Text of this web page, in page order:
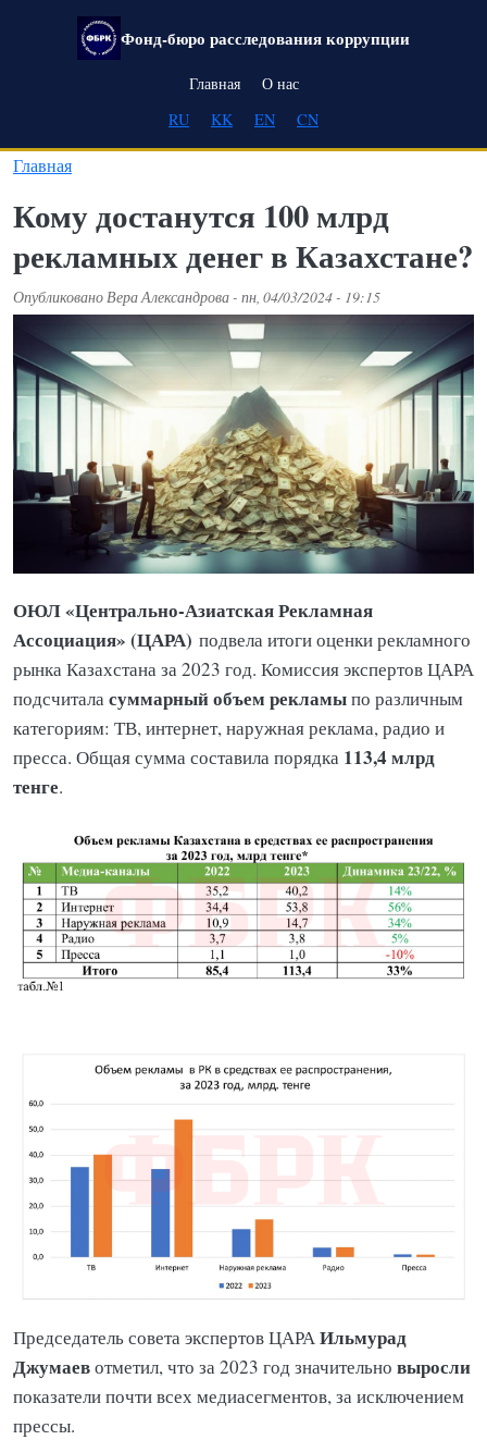
Перейти к основному содержанию
Фонд-бюро расследования коррупции
Main navigation
Главная
О нас
RU
KK EN CN
Главная
Кому достанутся 100 млрд
рекламных денег в Казахстане?
ОпубликованоВера Александрова- пн, 04/03/2024 - 19:15
ОЮЛ «Центрально-Азиатская Рекламная
Ассоциация» (ЦАРА) подвела итоги оценки рекламного
рынка Казахстана за 2023 год. Комиссия экспертов ЦАРА
подсчиталасуммарный объем рекламыпо различным
категориям: ТВ, интернет, наружная реклама, радио и
пресса. Общая сумма составила порядка 113,4 млрд
тенге.
Председатель совета экспертов ЦАРАИльмурад
Джумаевотметил, что за 2023 год значительно выросли
показатели почти всех медиасегментов, за исключением
прессы.